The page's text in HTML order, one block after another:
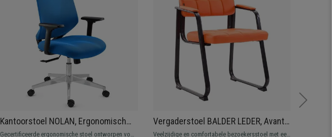
Kantoorstoel NOLAN, Ergonomisch
Ontwerp, Elegant, in Blauwe Mesh en
Gecertificeerde ergonomische stoel ontworpen voor
Vergaderstoel BALDER LEDER, Avant-
garde Ontwerp, Metalen Frame,
Veelzijdige en comfortabele bezoekersstoel met een